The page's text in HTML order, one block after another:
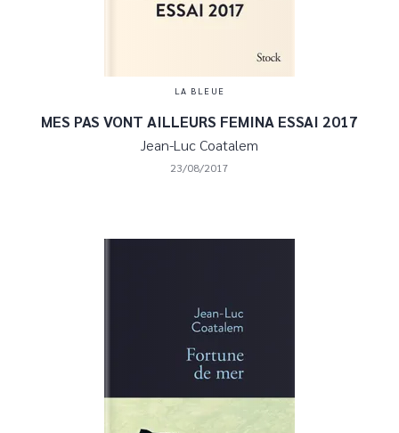
LA BLEUE
MES PAS VONT AILLEURS FEMINA ESSAI 2017
Jean-Luc Coatalem
23/08/2017